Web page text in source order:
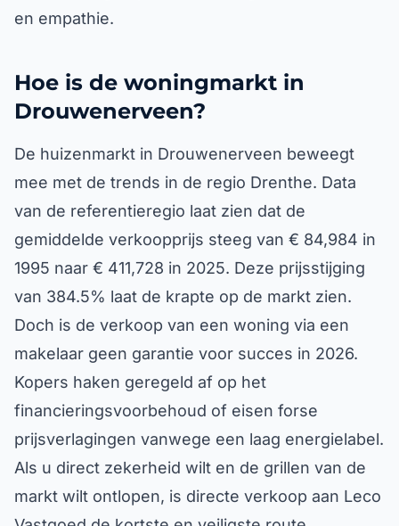
en empathie.
Hoe is de woningmarkt in
Drouwenerveen?
De huizenmarkt in Drouwenerveen beweegt
mee met de trends in de regio Drenthe. Data
van de referentieregio laat zien dat de
gemiddelde verkoopprijs steeg van € 84,984 in
1995 naar € 411,728 in 2025. Deze prijsstijging
van 384.5% laat de krapte op de markt zien.
Doch is de verkoop van een woning via een
makelaar geen garantie voor succes in 2026.
Kopers haken geregeld af op het
financieringsvoorbehoud of eisen forse
prijsverlagingen vanwege een laag energielabel.
Als u direct zekerheid wilt en de grillen van de
markt wilt ontlopen, is directe verkoop aan Leco